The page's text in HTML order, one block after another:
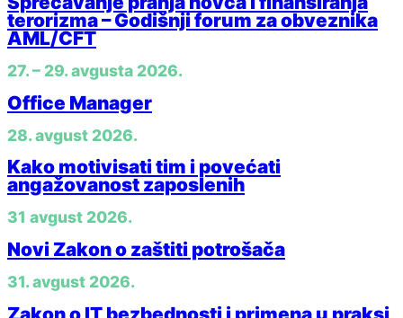
terorizma – Godišnji forum za obveznika
AML/CFT
27. – 29. avgusta 2026.
Office Manager
28. avgust 2026.
Kako motivisati tim i povećati
angažovanost zaposlenih
31 avgust 2026.
Novi Zakon o zaštiti potrošača
31. avgust 2026.